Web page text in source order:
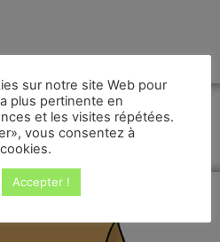
sur notre site Web pour
plus pertinente en
et les visites répétées.
vous consentez à
Accepter !